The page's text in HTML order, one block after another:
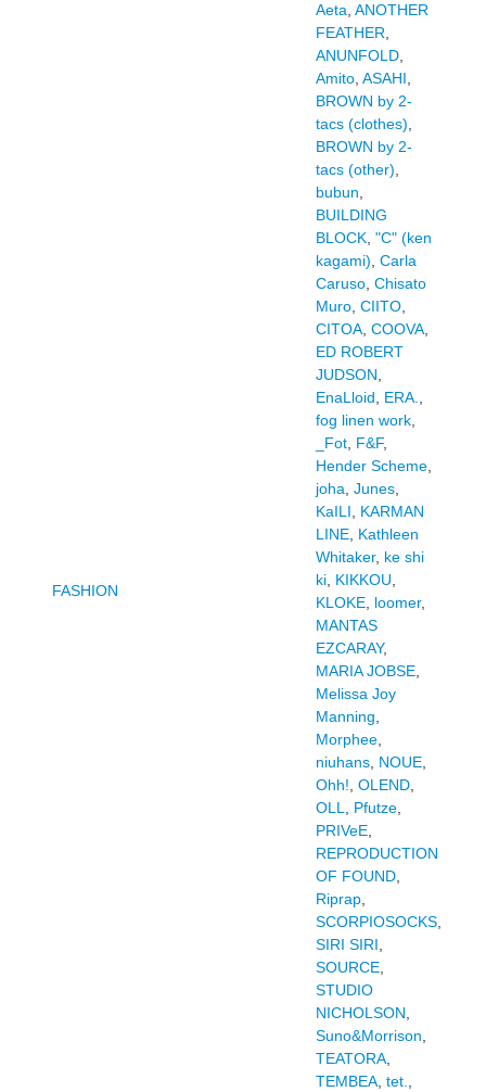
FASHION
Aeta, ANOTHER
FEATHER,
ANUNFOLD,
Amito, ASAHI,
BROWN by 2-
tacs (clothes),
BROWN by 2-
tacs (other),
bubun,
BUILDING
BLOCK, "C" (ken
kagami), Carla
Caruso, Chisato
Muro, CIITO,
CITOA, COOVA,
ED ROBERT
JUDSON,
EnaLloid, ERA.,
fog linen work,
_Fot, F&F,
Hender Scheme,
joha, Junes,
KaILI, KARMAN
LINE, Kathleen
Whitaker, ke shi
ki, KIKKOU,
KLOKE, loomer,
MANTAS
EZCARAY,
MARIA JOBSE,
Melissa Joy
Manning,
Morphee,
niuhans, NOUE,
Ohh!, OLEND,
OLL, Pfutze,
PRIVeE,
REPRODUCTION
OF FOUND,
Riprap,
SCORPIOSOCKS,
SIRI SIRI,
SOURCE,
STUDIO
NICHOLSON,
Suno&Morrison,
TEATORA,
TEMBEA, tet.,